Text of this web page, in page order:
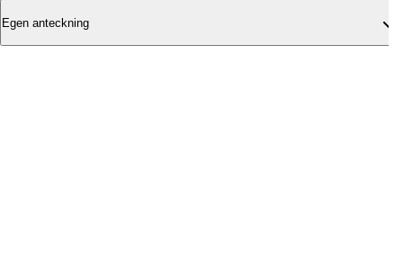
Egen anteckning